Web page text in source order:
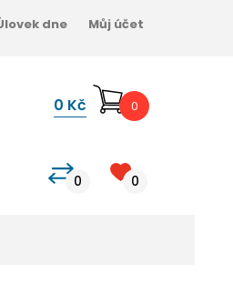
dne Můj účet
0 Kč 0
0 0